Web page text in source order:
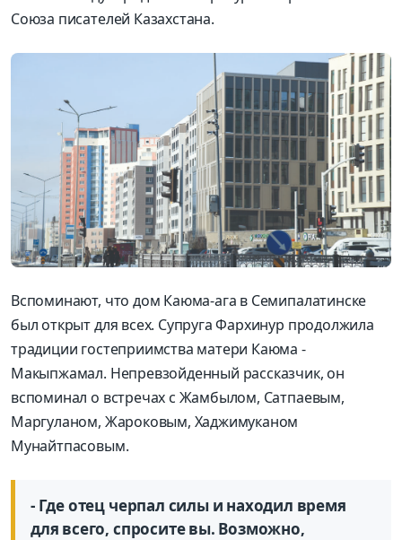
Союза писателей Казахстана.
Вспоминают, что дом Каюма-ага в Семипалатинске
был открыт для всех. Супруга Фархинур продолжила
традиции гостеприимства матери Каюма -
Макыпжамал. Непревзойденный рассказчик, он
вспоминал о встречах с Жамбылом, Сатпаевым,
Маргуланом, Жароковым, Хаджимуканом
Мунайтпасовым.
- Где отец черпал силы и находил время
для всего, спросите вы. Возможно,